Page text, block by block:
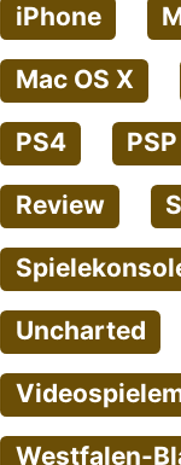
iPhone
Mac OS X
PS4 PSP
Review
Uncharted
Westfalen-